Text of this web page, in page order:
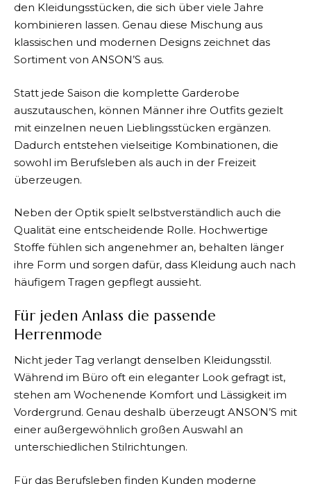
den Kleidungsstücken, die sich über viele Jahre
kombinieren lassen. Genau diese Mischung aus
klassischen und modernen Designs zeichnet das
Sortiment von ANSON’S aus.
Statt jede Saison die komplette Garderobe
auszutauschen, können Männer ihre Outfits gezielt
mit einzelnen neuen Lieblingsstücken ergänzen.
Dadurch entstehen vielseitige Kombinationen, die
sowohl im Berufsleben als auch in der Freizeit
überzeugen.
Neben der Optik spielt selbstverständlich auch die
Qualität eine entscheidende Rolle. Hochwertige
Stoffe fühlen sich angenehmer an, behalten länger
ihre Form und sorgen dafür, dass Kleidung auch nach
häufigem Tragen gepflegt aussieht.
Für jeden Anlass die passende
Herrenmode
Nicht jeder Tag verlangt denselben Kleidungsstil.
Während im Büro oft ein eleganter Look gefragt ist,
stehen am Wochenende Komfort und Lässigkeit im
Vordergrund. Genau deshalb überzeugt ANSON’S mit
einer außergewöhnlich großen Auswahl an
unterschiedlichen Stilrichtungen.
Für das Berufsleben finden Kunden moderne